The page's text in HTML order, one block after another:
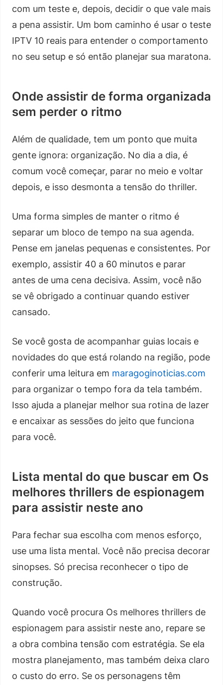
com um teste e, depois, decidir o que vale mais
a pena assistir. Um bom caminho é usar o teste
IPTV 10 reais para entender o comportamento
no seu setup e só então planejar sua maratona.
Onde assistir de forma organizada
sem perder o ritmo
Além de qualidade, tem um ponto que muita
gente ignora: organização. No dia a dia, é
comum você começar, parar no meio e voltar
depois, e isso desmonta a tensão do thriller.
Uma forma simples de manter o ritmo é
separar um bloco de tempo na sua agenda.
Pense em janelas pequenas e consistentes. Por
exemplo, assistir 40 a 60 minutos e parar
antes de uma cena decisiva. Assim, você não
se vê obrigado a continuar quando estiver
cansado.
Se você gosta de acompanhar guias locais e
novidades do que está rolando na região, pode
conferir uma leitura em maragoginoticias.com
para organizar o tempo fora da tela também.
Isso ajuda a planejar melhor sua rotina de lazer
e encaixar as sessões do jeito que funciona
para você.
Lista mental do que buscar em Os
melhores thrillers de espionagem
para assistir neste ano
Para fechar sua escolha com menos esforço,
use uma lista mental. Você não precisa decorar
sinopses. Só precisa reconhecer o tipo de
construção.
Quando você procura Os melhores thrillers de
espionagem para assistir neste ano, repare se
a obra combina tensão com estratégia. Se ela
mostra planejamento, mas também deixa claro
o custo do erro. Se os personagens têm